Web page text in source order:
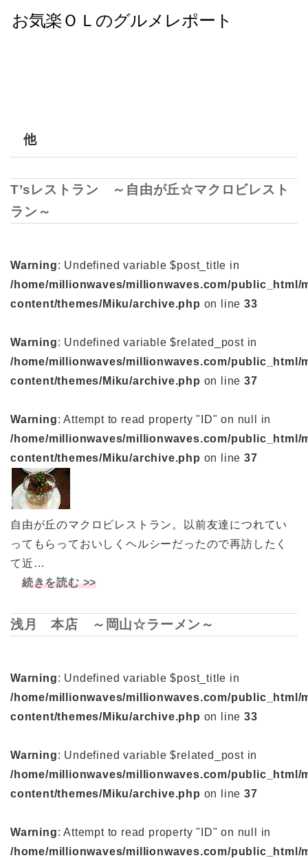
他
T’sレストラン ～自由が丘☆マクロビレスト
ラン～
Warning: Undefined variable $post_title in
/home/millionwaves/millionwaves.com/public_html/
content/themes/Miku/archive.php on line33
Warning: Undefined variable $related_post in
/home/millionwaves/millionwaves.com/public_html/
content/themes/Miku/archive.php on line37
Warning: Attempt to read property "ID" on null in
/home/millionwaves/millionwaves.com/public_html/
content/themes/Miku/archive.php on line37
自由が丘のマクロビレストラン。以前友達につれてい
ってもらっておいしくヘルシーだったので再訪したく
て近…
続きを読む >>
浅月 本店 ～岡山☆ラーメン～
Warning: Undefined variable $post_title in
/home/millionwaves/millionwaves.com/public_html/
content/themes/Miku/archive.php on line33
Warning: Undefined variable $related_post in
/home/millionwaves/millionwaves.com/public_html/
content/themes/Miku/archive.php on line37
Warning: Attempt to read property "ID" on null in
/home/millionwaves/millionwaves.com/public_html/